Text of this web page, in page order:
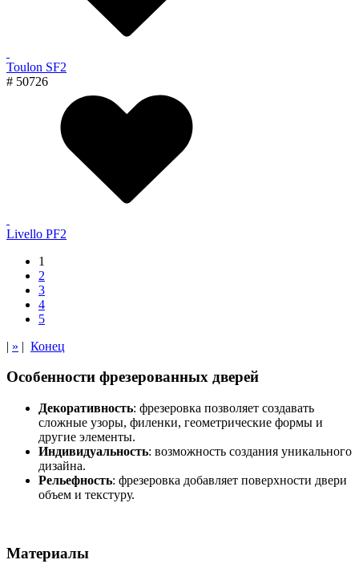
Toulon SF2
# 50726
Livello PF2
1
2
3
4
5
| » | Конец
Особенности фрезерованных дверей
Декоративность: фрезеровка позволяет создавать
сложные узоры, филенки, геометрические формы и
другие элементы.
Индивидуальность: возможность создания уникального
дизайна.
Рельефность: фрезеровка добавляет поверхности двери
объем и текстуру.
Материалы